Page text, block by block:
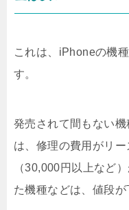
これは、iPhoneの機
す。
発売されて間もない
は、修理の費用がリ
（30,000円以上など
た機種などは、値段が